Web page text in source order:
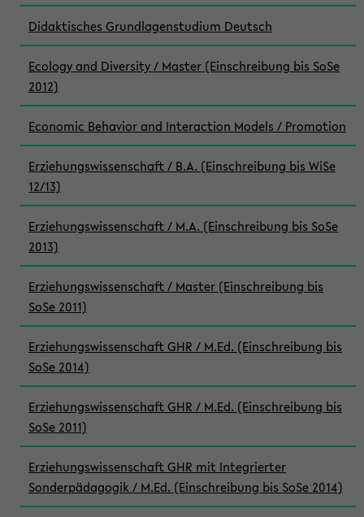
Didaktisches Grundlagenstudium Deutsch
Ecology and Diversity / Master (Einschreibung bis SoSe
2012)
Economic Behavior and Interaction Models / Promotion
Erziehungswissenschaft / B.A. (Einschreibung bis WiSe
12/13)
Erziehungswissenschaft / M.A. (Einschreibung bis SoSe
2013)
Erziehungswissenschaft / Master (Einschreibung bis
SoSe 2011)
Erziehungswissenschaft GHR / M.Ed. (Einschreibung bis
SoSe 2014)
Erziehungswissenschaft GHR / M.Ed. (Einschreibung bis
SoSe 2011)
Erziehungswissenschaft GHR mit Integrierter
Sonderpädagogik / M.Ed. (Einschreibung bis SoSe 2014)